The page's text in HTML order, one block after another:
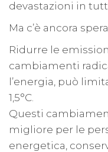
devastazioni in
Ma c’è ancora
Ridurre le
cambiamenti
l’energia, può
1,5°C.
Questi
migliore per le
energetica,